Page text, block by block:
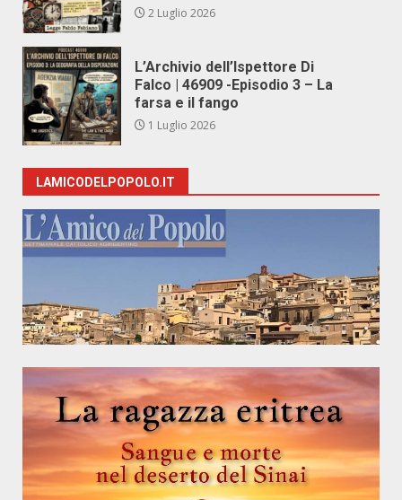
2 Luglio 2026
L’Archivio dell’Ispettore Di
Falco | 46909 -Episodio 3 – La
farsa e il fango
1 Luglio 2026
LAMICODELPOPOLO.IT